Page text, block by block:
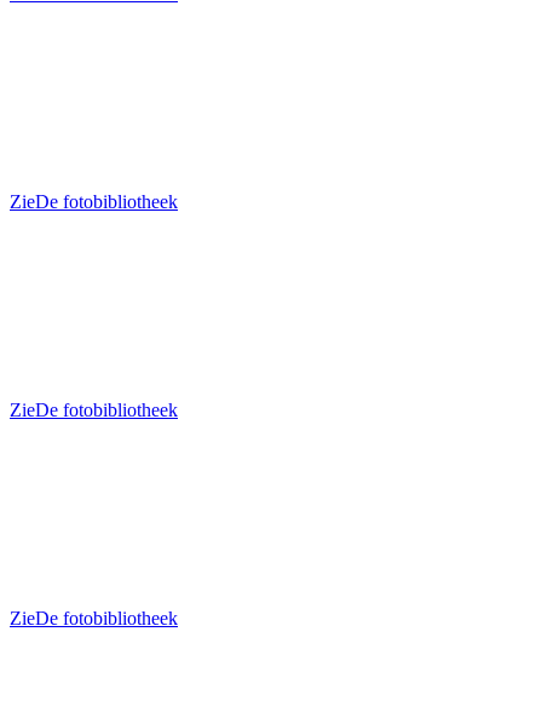
ZieDe fotobibliotheek
ZieDe fotobibliotheek
ZieDe fotobibliotheek